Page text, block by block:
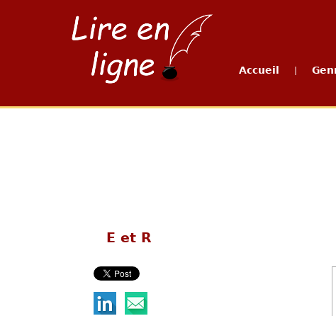
Accueil
E et R